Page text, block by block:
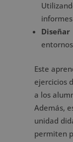
Este
ejercicios
a los
Además,
unidad
permiten